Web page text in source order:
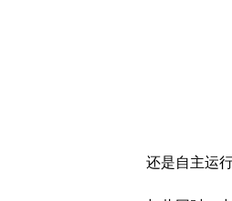
还是自主运